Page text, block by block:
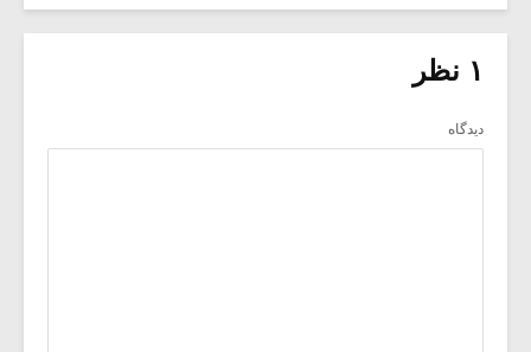
۱ نظر
دیدگاه